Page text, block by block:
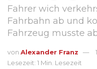
Fahrer wich
Fahrbahn ab und
Fahrzeug musste
von Alexander Franz
Lesezeit: 1 Min. Lesezeit